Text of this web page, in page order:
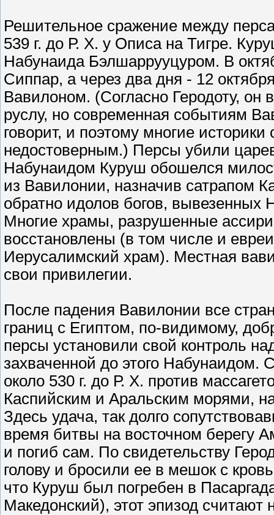
Решительное сражение между
539 г. до Р. Х. у Описа на Тигре.
Набунаида Бэлшаррууцуром. В
Сиппар, а через два дня - 12
Вавилоном. (Согласно Геродоту, он
руслу, но современная событиям
говорит, и поэтому многие
недостоверным.) Персы убили
Набунаидом Куруш обошелся
из Вавилонии, назначив сатрапом
обратно идолов богов, вывезенных
Многие храмы, разрушенные
восстановлены (в том числе и
Иерусалимский храм). Местная
свои привилегии.
После падения Вавилонии все
границ с Египтом, по-видимому,
персы установили свой контроль
захваченной до этого Набунаидом.
около 530 г. до Р. Х. против
Каспийским и Аральским морями,
Здесь удача, так долго
время битвы на восточном берегу
и погиб сам. По свидетельству
голову и бросили ее в мешок с
что Куруш был погребен в
Македонский), этот эпизод считают